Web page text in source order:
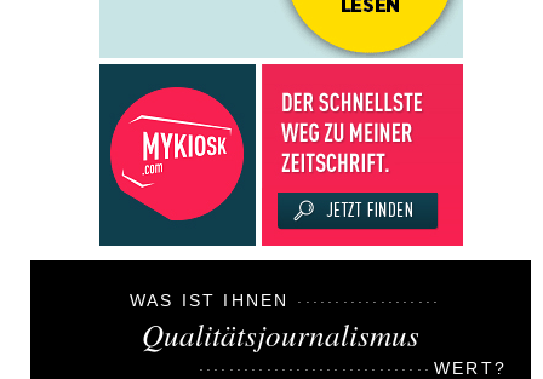
WAS IST IHNEN
Qualitätsjournalismus
WERT?